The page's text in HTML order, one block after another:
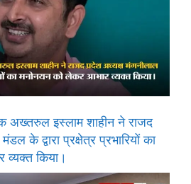
अख्तरुल इस्लाम शाहीन ने राजद
के द्वारा प्रक्षेत्र प्रभारियों का
किया।